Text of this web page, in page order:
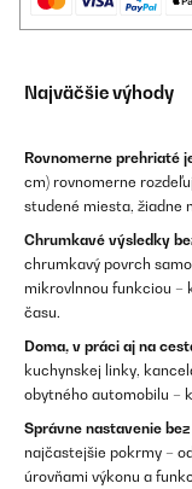
Najväčšie výhody
Rovnomerne prehriaté
cm) rovnomerne
studené miesta, žiadne
Chrumkavé výsledky
chrumkavý povrch
mikrovlnnou funkciou –
času.
Doma, v práci aj na
kuchynskej linky,
obytného automobilu –
Správne nastavenie
najčastejšie pokrmy –
úrovňami výkonu a